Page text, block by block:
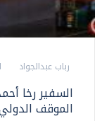
رباب عبدالجواد
السفير رخا
الموقف